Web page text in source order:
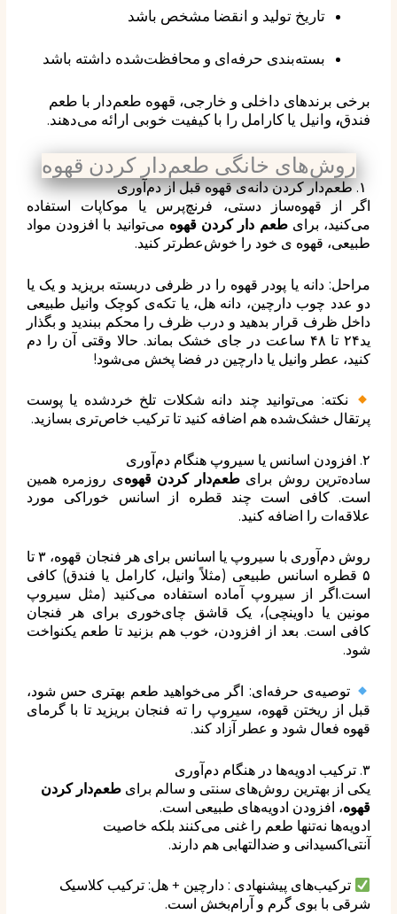
تاریخ تولید و انقضا مشخص باشد
بسته‌بندی حرفه‌ای و محافظت‌شده داشته باشد
برخی برندهای داخلی و خارجی،قهوه طعم‌دار با طعم
ندق،وانیل یا کاراملرا با کیفیت خوبی ارائه می‌دهند.
روش‌های خانگی طعم‌دار کردن قهوه
اگر از قهوه‌ساز دستی، فرنچ‌پرس یا موکاپات استفاده
می‌کنید، برایطعم دار کردن قهوهمی‌توانید با افزودن مواد
طبیعی، قهوه‌ ی خود را خوش‌عطرتر کنید.
مراحل:دانه یا پودر قهوه را در ظرفی دربسته بریزید و یک یا
دو عدد چوب دارچین، دانه هل، یا تکه‌ی کوچک وانیل طبیعی
داخل ظرف قرار بدهید و درب ظرف را محکم ببندید و بگذار
ید۲۴ تا ۴۸ ساعت در جای خشک بماند.
حالا وقتی آن را دم
کنید، عطر وانیل یا دارچین در فضا پخش می‌شود!
نکته: می‌توانید چند دانه شکلات تلخ خردشده یا پوست
پرتقال خشک‌شده هم اضافه کنید تا ترکیب خاص‌تری بسازید.
ساده‌ترین روش برایطعم‌دار کردن قهوه‌ی روزمره همین
است. کافی است چند قطره از اسانس خوراکی مورد
علاقه‌ات را اضافه کنید.
روش دم‌آوری با سیروپ یا اسانس برای هر فنجان قهوه، ۳ تا
۵ قطره اسانس طبیعی (مثلاً وانیل، کارامل یا فندق) کافی
است.اگر از سیروپ آماده استفاده می‌کنید (مثل سیروپ
مونین یا داوینچی)، یک قاشق چای‌خوری برای هر فنجان
کافی است. بعد از افزودن، خوب هم بزنید تا طعم یکنواخت
شود.
توصیه‌ی حرفه‌ای: اگر می‌خواهید طعم بهتری حس شود،
قبل از ریختن قهوه، سیروپ را ته فنجان بریزید تا با گرمای
قهوه فعال شود و عطر آزاد کند.
یکی از بهترین روش‌های سنتی و سالم برایطعم‌دار کردن
قهوه، افزودن ادویه‌های طبیعی است.
ادویه‌ها نه‌تنها طعم را غنی می‌کنند بلکه خاصیت
آنتی‌اکسیدانی و ضدالتهابی هم دارند.
ترکیب‌های پیشنهادی : دارچین + هل: ترکیب کلاسیک
شرقی با بوی گرم و آرام‌بخش است.